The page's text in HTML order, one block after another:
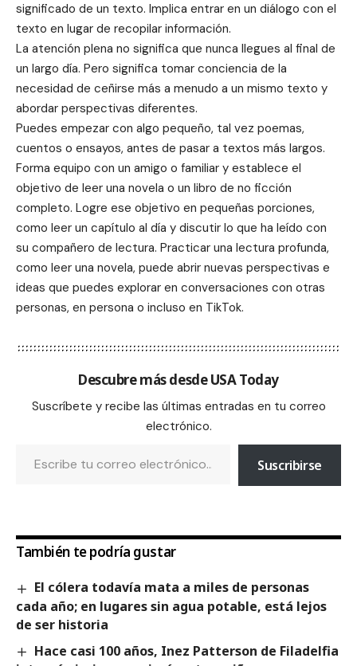
significado de un texto. Implica entrar en un diálogo con el
texto en lugar de recopilar información.
La atención plena no significa que nunca llegues al final de
un largo día. Pero significa tomar conciencia de la
necesidad de ceñirse más a menudo a un mismo texto y
abordar perspectivas diferentes.
Puedes empezar con algo pequeño, tal vez poemas,
cuentos o ensayos, antes de pasar a textos más largos.
Forma equipo con un amigo o familiar y establece el
objetivo de leer una novela o un libro de no ficción
completo. Logre ese objetivo en pequeñas porciones,
como leer un capítulo al día y discutir lo que ha leído con
su compañero de lectura. Practicar una lectura profunda,
como leer una novela, puede abrir nuevas perspectivas e
ideas que puedes explorar en conversaciones con otras
personas, en persona o incluso en TikTok.
Descubre más desde USA Today
Suscríbete y recibe las últimas entradas en tu correo
electrónico.
Suscribirse
También te podría gustar
El cólera todavía mata a miles de personas
cada año; en lugares sin agua potable, está lejos
de ser historia
Hace casi 100 años, Inez Patterson de Filadelfia